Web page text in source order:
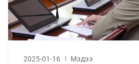
2025-01-16 Мэдээ